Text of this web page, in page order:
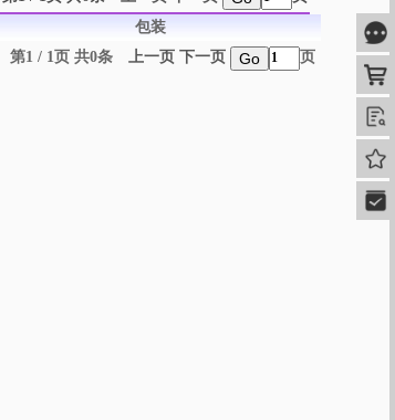
包装
第1 / 1页 共0条
上一页 下一页 Go 页
购
查
我
快